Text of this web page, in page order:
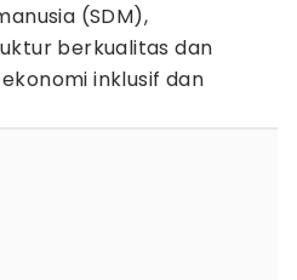
(SDM),
berkualitas dan
inklusif dan